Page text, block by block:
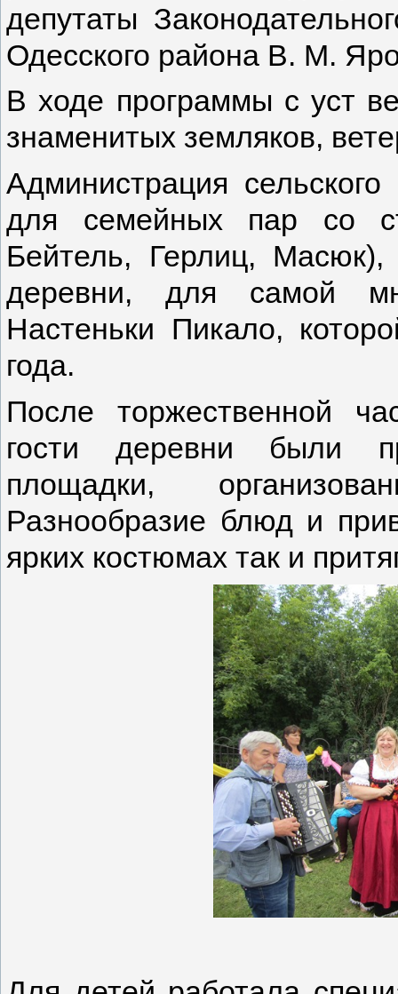
депутаты
Одесского района В. М.
В ходе программы с уст
знаменитых земляков,
Администрация
для семейных пар со
Бейтель, Герлиц,
деревни, для самой
Настеньки Пикало,
года.
После торжественной
гости деревни были
площадки,
Разнообразие блюд и
ярких костюмах так и